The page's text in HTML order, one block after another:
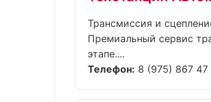
Трансмиссия и
Премиальный сервис
этапе....
Телефон: 8 (975) 867 47